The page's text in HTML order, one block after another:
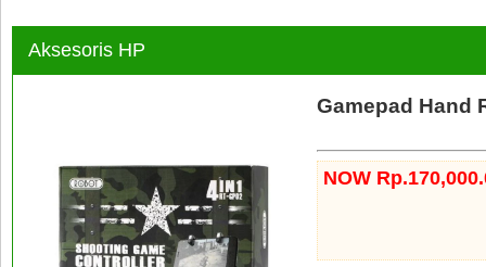
Aksesoris HP
Gamepad Hand
NOW